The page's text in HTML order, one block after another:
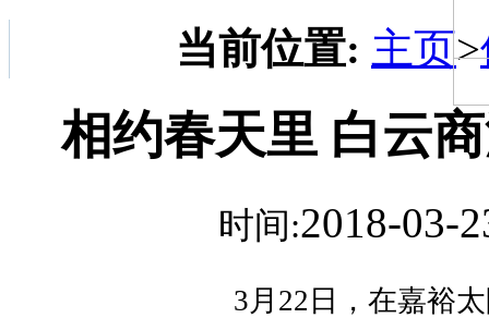
当前位置: 主页>
相约春天里 白云
时间:2018-03-
3月22日，在嘉裕